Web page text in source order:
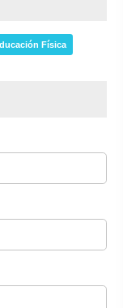
Física